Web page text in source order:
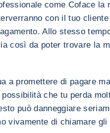
come Coface la
con il tuo
Allo stesso
così da poter trovare la
a promettere di pagare
che tu perda
può danneggiare
vivamente di chiamare